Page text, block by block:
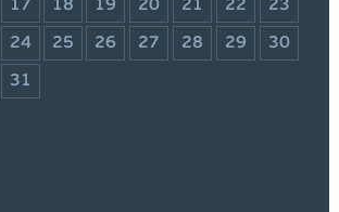
17 18 19 20 21 22 23
24 25 26 27 28 29 30
31